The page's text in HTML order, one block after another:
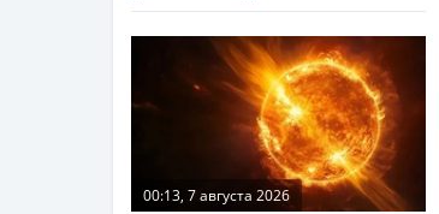
00:13, 7 августа 2026